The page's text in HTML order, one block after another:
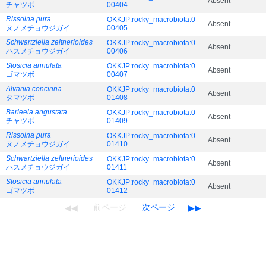
チャツボ
00404
Rissoina pura
ヌノメチョウジガイ
OKKJP:rocky_macrobiota:0
00405
Absent
Schwartziella zeltnerioides
ハスメチョウジガイ
OKKJP:rocky_macrobiota:0
00406
Absent
Stosicia annulata
ゴマツボ
OKKJP:rocky_macrobiota:0
00407
Absent
Alvania concinna
タマツボ
OKKJP:rocky_macrobiota:0
01408
Absent
Barleeia angustata
チャツボ
OKKJP:rocky_macrobiota:0
01409
Absent
Rissoina pura
ヌノメチョウジガイ
OKKJP:rocky_macrobiota:0
01410
Absent
Schwartziella zeltnerioides
ハスメチョウジガイ
OKKJP:rocky_macrobiota:0
01411
Absent
Stosicia annulata
ゴマツボ
OKKJP:rocky_macrobiota:0
01412
Absent